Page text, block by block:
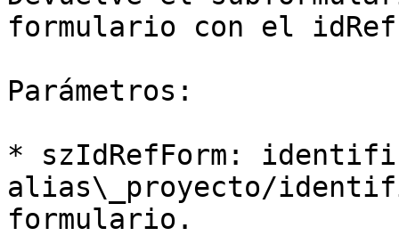
formulario con el
Parámetros:
* szIdRefForm:
alias\_proyecto/
formulario.